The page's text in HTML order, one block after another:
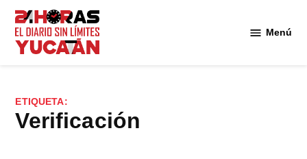
Saltar
contenido
Menú
ETIQUETA:
verificación